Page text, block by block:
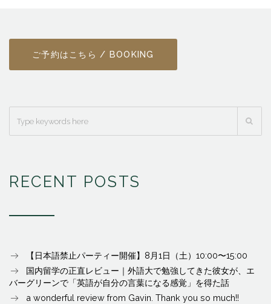
ご予約はこちら / BOOKING
RECENT POSTS
【日本語禁止パーティー開催】8月1日（土）10:00〜15:00
国内留学の正直レビュー｜外語大で勉強してきた彼女が、エ
バーグリーンで「英語が自分の言葉になる感覚」を得た話
a wonderful review from Gavin. Thank you so much!!